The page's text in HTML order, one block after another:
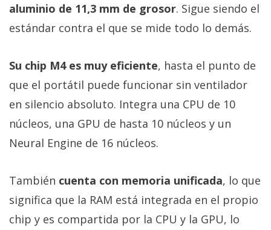
aluminio de 11,3 mm de grosor. Sigue siendo el
estándar contra el que se mide todo lo demás.
Su chip M4 es muy eficiente, hasta el punto de
que el portátil puede funcionar sin ventilador
en silencio absoluto. Integra una CPU de 10
núcleos, una GPU de hasta 10 núcleos y un
Neural Engine de 16 núcleos.
También cuenta con memoria unificada, lo que
significa que la RAM está integrada en el propio
chip y es compartida por la CPU y la GPU, lo